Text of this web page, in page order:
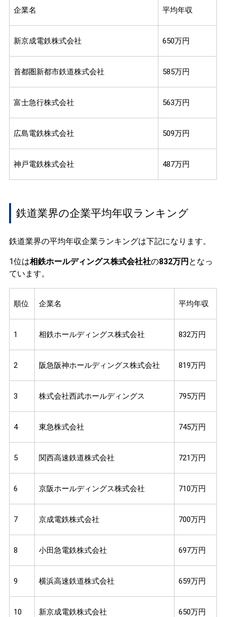
企業名 平均年収
新京成電鉄株式会社 650万円
首都圏新都市鉄道株式会社 585万円
富士急行株式会社 563万円
広島電鉄株式会社 509万円
神戸電鉄株式会社 487万円
鉄道業界の企業平均年収ランキング
鉄道業界の平均年収企業ランキングは下記になります。
1位は相鉄ホールディングス株式会社社の832万円 となっ
ています。
順位 企業名 平均年収
1 相鉄ホールディングス株式会社 832万円
2 阪急阪神ホールディングス株式会社 819万円
3 株式会社西武ホールディングス 795万円
4 東急株式会社 745万円
5 関西高速鉄道株式会社 721万円
6 京阪ホールディングス株式会社 710万円
7 京成電鉄株式会社 700万円
8 小田急電鉄株式会社 697万円
9 横浜高速鉄道株式会社 659万円
10 新京成電鉄株式会社 650万円